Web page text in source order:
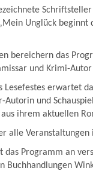
Unglück
bereichern das
und Krimi-
Lesefestes erwartet
Autorin und
aus ihrem aktuellen
alle
das Programm an
Buchhandlungen